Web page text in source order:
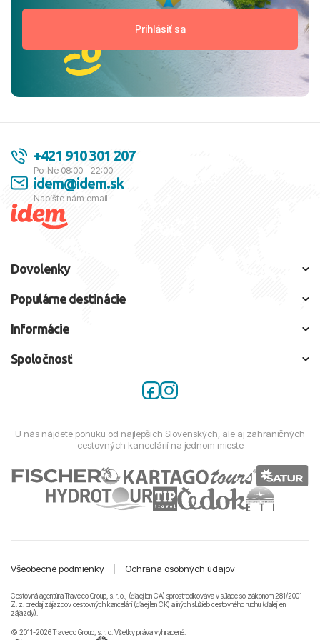
+421 910 301 207
Po-Ne 08:00 - 22:00
idem@idem.sk
Napíšte nám email
Dovolenky
Populárne destinácie
Informácie
Spoločnosť
U nás nájdete ponuku od najlepších Slovenských, ale aj zahraničných
cestovných kancelárií na jednom mieste
Všeobecné podmienky Ochrana osobných údajov
Cestovná agentúra Travelco Group, s. r. o., (ďalej len CA) sprostredkováva v súlade so zákonom 281/2001
Z. z. predaj zájazdov cestovných kancelárii (ďalej len CK) a iných služieb cestovného ruchu (ďalej len
zájazdy).
© 2011-2026 Travelco Group, s. r. o. Všetky práva vyhradené.